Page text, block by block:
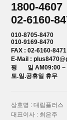
1800-4607
02-6160-
010-8705-8470
010-9169-8470
FAX : 02-6160-8471
E-Mail :
평 일 AM09:00 ~
토.일.공휴일 휴무
상호명 : 대림플러스
대표이사 : 최은주